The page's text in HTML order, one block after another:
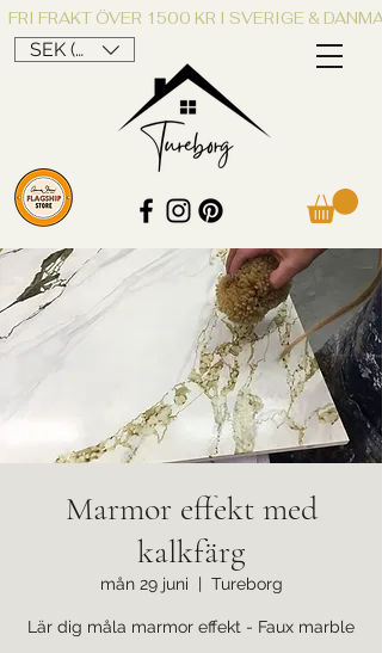
SEK (kr)
FRI FRAKT ÖVER 1500 KR I SVERIGE &
Marmor effekt med
kalkfärg
mån 29 juni
  |
Tureborg
Lär dig måla marmor effekt - Faux marble